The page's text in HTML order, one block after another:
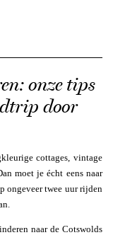
onze tips
door
cottages, vintage
moet je écht eens naar
ongeveer twee uur rijden
naar de Cotswolds